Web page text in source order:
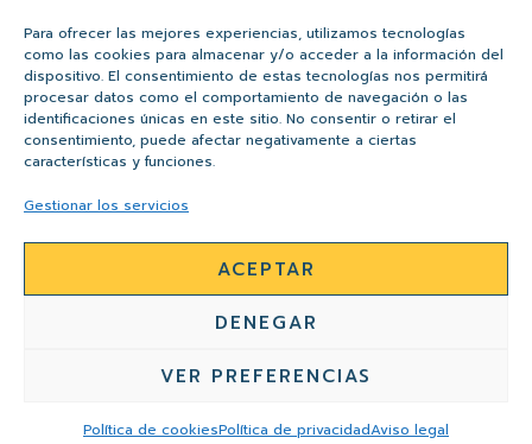
Para ofrecer las mejores experiencias, utilizamos tecnologías
como las cookies para almacenar y/o acceder a la información del
dispositivo. El consentimiento de estas tecnologías nos permitirá
procesar datos como el comportamiento de navegación o las
identificaciones únicas en este sitio. No consentir o retirar el
consentimiento, puede afectar negativamente a ciertas
características y funciones.
Gestionar los servicios
ACEPTAR
DENEGAR
VER PREFERENCIAS
Política de cookiesPolítica de privacidadAviso legal
Otras
Peques
Regalos
Salud y belleza
Tiendas
POLÍTICA DE COOKIES
Proyecto altruista deBALBOA MEDIA